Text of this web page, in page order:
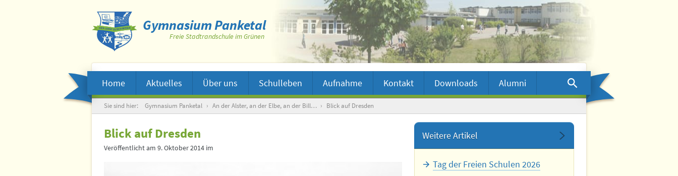
Gymnasium Panketal
Freie Stadtrandschule im Grünen
Home Aktuelles Über uns Schulleben Aufnahme Kontakt Downloads
Alumni
Suche
Sie sind hier: Gymnasium Panketal › An der Alster, an der Elbe, an der Bill… › Blick auf Dresden
Blick auf Dresden
Veröffentlicht am 9. Oktober 2014 im
Weitere Artikel
Tag der Freien Schulen 2026